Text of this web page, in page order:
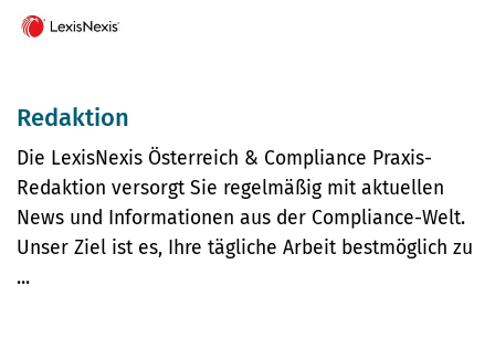
Redaktion
Die LexisNexis Österreich & Compliance Praxis-
Redaktion versorgt Sie regelmäßig mit aktuellen
News und Informationen aus der Compliance-Welt.
Unser Ziel ist es, Ihre tägliche Arbeit bestmöglich zu
...